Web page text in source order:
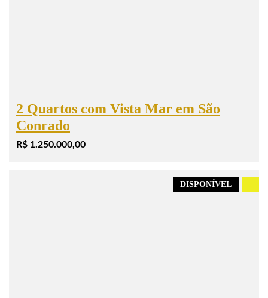
2 Quartos com Vista Mar em São
Conrado
R$ 1.250.000,00
DISPONÍVEL